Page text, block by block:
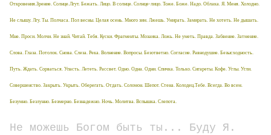
Откровения.Зрение. Солнце.Лгут. Бежать. Лицо. В солнце. Солнце-лицо. Тоже. Боже. Надо. Облака. Я. Меня. Холодно.
Не слышу. Лгу. Ты. Полчаса. Пол весны. Целая осень. Много зим. Лжешь. Умирать. Замирать. Не хотеть. Не дышать.
Мне. Проси. Молчи. Не знай. Читай. Тебя. Куски. Фрагменты. Мозаика. Ложь. Не уметь. Правда. Забвение. Затмение.
Слова. Глаза. Потолок. Снова. Слеза. Река. Волнение. Вопросы. Безответно. Согласие. Равнодушие. Безысходность.
Путь. Ждать. Сорваться. Упасть. Лететь. Рассвет. Одно. Одна. Одни. Спичка. Только. Сигареты. Кофе. Углы. Угли.
Совершенство. Закрыть. Укрыть. Оберегать. Отдать. Соломон. Шепот. Стена. Колодец.Тебе. Всегда. Во всем.
Безумно. Безлунно. Безмерно. Безнадежно. Ночь. Молитва. Вспышка. Слепота.
Не можешь Богом быть ты... Буду Я.